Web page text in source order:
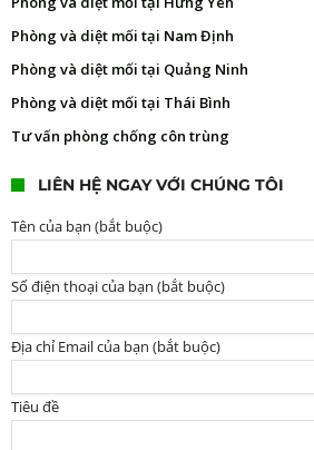
Phòng và diệt mối tại Nam Định
Phòng và diệt mối tại Quảng Ninh
Phòng và diệt mối tại Thái Bình
Tư vấn phòng chống côn trùng
LIÊN HỆ NGAY VỚI CHÚNG TÔI
Tên của bạn (bắt buộc)
Số điện thoại của bạn (bắt buộc)
Địa chỉ Email của bạn (bắt buộc)
Tiêu đề